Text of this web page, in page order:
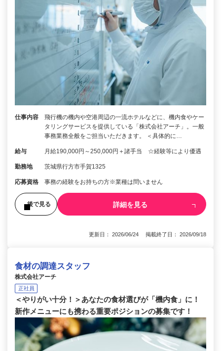
仕事内容
飛行機の機内や空港周辺の一流ホテルなどに、機内食やケー
タリングサービスを提供している「株式会社アーチ」。一般
事務業務全般をご担当いただきます。 ＜具体的に…
給与 月給190,000円～250,000円＋諸手当 ☆経験等により優遇
勤務地 茨城県行方市手賀1325
応募資格 事務の経験をお持ちの方※業種は問いません
後で見る 詳細を見る
更新日： 2026/06/24 掲載終了日： 2026/09/18
食材の調達スタッフ
株式会社アーチ
正社員
＜やりがい十分！＞あなたの食材選びが「機内食」に！
新作メニューにも携わる重要ポジションの募集です！